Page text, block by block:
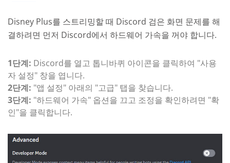
Disney Plus를 스트리밍할 때 Discord 검은 화면 문제를 해
결하려면 먼저 Discord에서 하드웨어 가속을 꺼야 합니다.
1단계: Discord를 열고 톱니바퀴 아이콘을 클릭하여 "사용
자 설정" 창을 엽니다.
2단계: "앱 설정" 아래의 "고급" 탭을 찾습니다.
3단계: "하드웨어 가속" 옵션을 끄고 조정을 확인하려면 "확
인"을 클릭합니다.